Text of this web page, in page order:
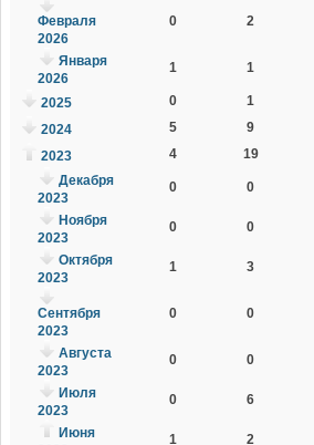
Февраля
2026
0 2
Января
2026
1 1
2025 0 1
2024
5 9
2023
4 19
Декабря
2023
0 0
Ноября
2023
0 0
Октября
2023
1 3
Сентября
2023
0 0
Августа
2023
0 0
Июля
2023
0 6
Июня
1 2